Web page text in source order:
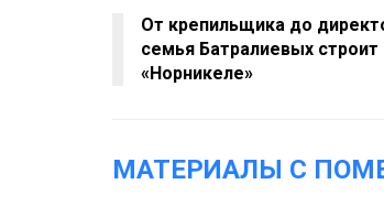
От крепильщика до
семья Батралиевых
«Норникеле»
МАТЕРИАЛЫ С